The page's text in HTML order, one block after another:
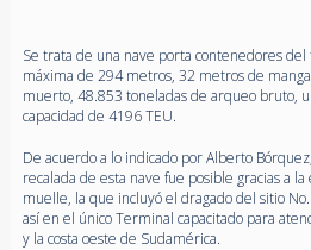
Se trata de una nave porta contenedores del
máxima de 294 metros, 32 metros de
muerto, 48.853 toneladas de arqueo bruto,
capacidad de 4196 TEU.
De acuerdo a lo indicado por Alberto
recalada de esta nave fue posible gracias a
muelle, la que incluyó el dragado del sitio
así en el único Terminal capacitado para
y la costa oeste de Sudamérica.